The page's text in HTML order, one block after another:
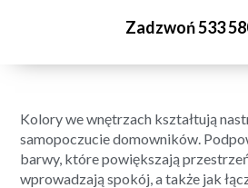
Zadzwoń 533
Kolory we wnętrzach kształtują
samopoczucie domowników.
barwy, które powiększają
wprowadzają spokój, a także jak